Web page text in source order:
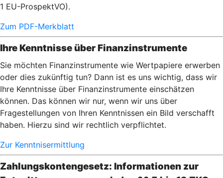
1 EU-ProspektVO).
Zum PDF-Merkblatt
Ihre Kenntnisse über Finanzinstrumente
Sie möchten Finanzinstrumente wie Wertpapiere erwerben
oder dies zukünftig tun? Dann ist es uns wichtig, dass wir
Ihre Kenntnisse über Finanzinstrumente einschätzen
können. Das können wir nur, wenn wir uns über
Fragestellungen von Ihren Kenntnissen ein Bild verschafft
haben. Hierzu sind wir rechtlich verpflichtet.
Zur Kenntnisermittlung
Zahlungskontengesetz: Informationen zur